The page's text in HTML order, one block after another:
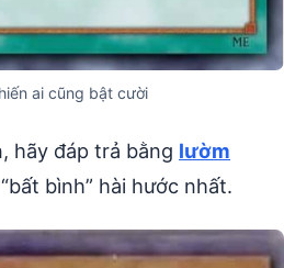
ai cũng bật cười
hãy đáp trả bằng lườm
bình” hài hước nhất.